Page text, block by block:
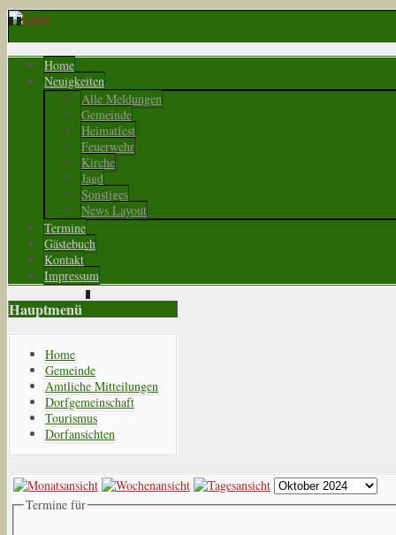
Home
Neuigkeiten
Alle Meldungen
Gemeinde
Heimatfest
Feuerwehr
Kirche
Jagd
Sonstiges
News Layout
Termine
Gästebuch
Kontakt
Impressum
Hauptmenü
Home
Gemeinde
Amtliche Mitteilungen
Dorfgemeinschaft
Tourismus
Dorfansichten
Termine für